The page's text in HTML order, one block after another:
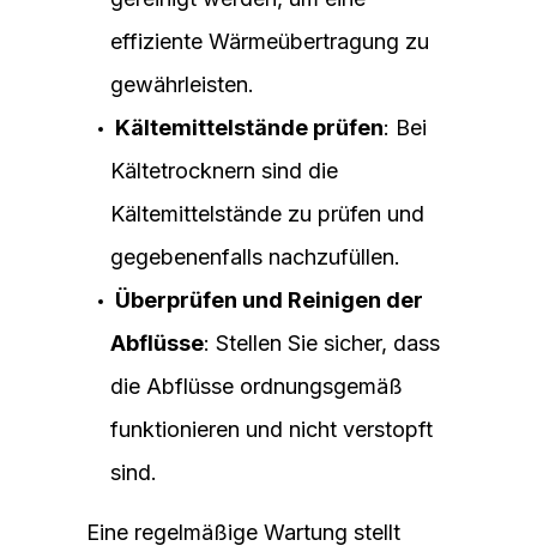
effiziente Wärmeübertragung zu
gewährleisten.
Kältemittelstände prüfen: Bei
Kältetrocknern sind die
Kältemittelstände zu prüfen und
gegebenenfalls nachzufüllen.
Überprüfen und Reinigen der
Abflüsse: Stellen Sie sicher, dass
die Abflüsse ordnungsgemäß
funktionieren und nicht verstopft
sind.
Eine regelmäßige Wartung stellt